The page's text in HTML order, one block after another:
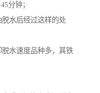
分钟；
水后经过这样的处
水速度品种多，其铁